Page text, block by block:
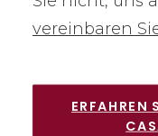
vereinbaren
ERFAHREN